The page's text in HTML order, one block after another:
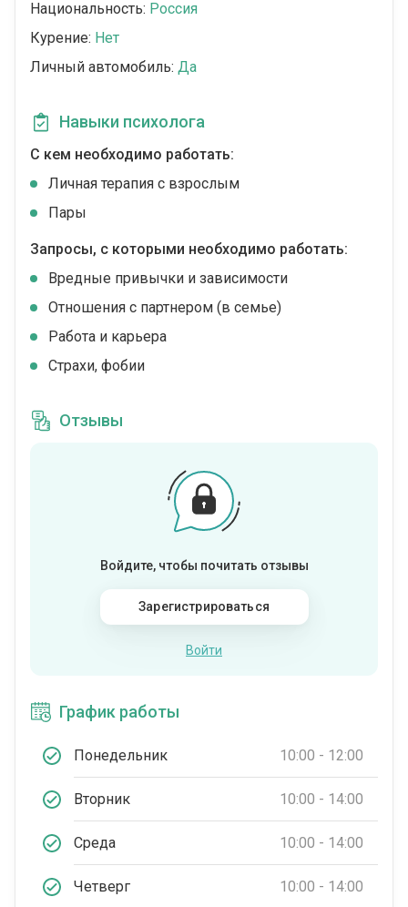
Национальность: Россия
Курение: Нет
Личный автомобиль: Да
Навыки психолога
С кем необходимо работать:
Личная терапия с взрослым
Пары
Запросы, с которыми необходимо работать:
Вредные привычки и зависимости
Отношения с партнером (в семье)
Работа и карьера
Страхи, фобии
Отзывы
Войдите, чтобы почитать отзывы
Зарегистрироваться
Войти
График работы
Понедельник 10:00 - 12:00
Вторник 10:00 - 14:00
Среда 10:00 - 14:00
Четверг 10:00 - 14:00